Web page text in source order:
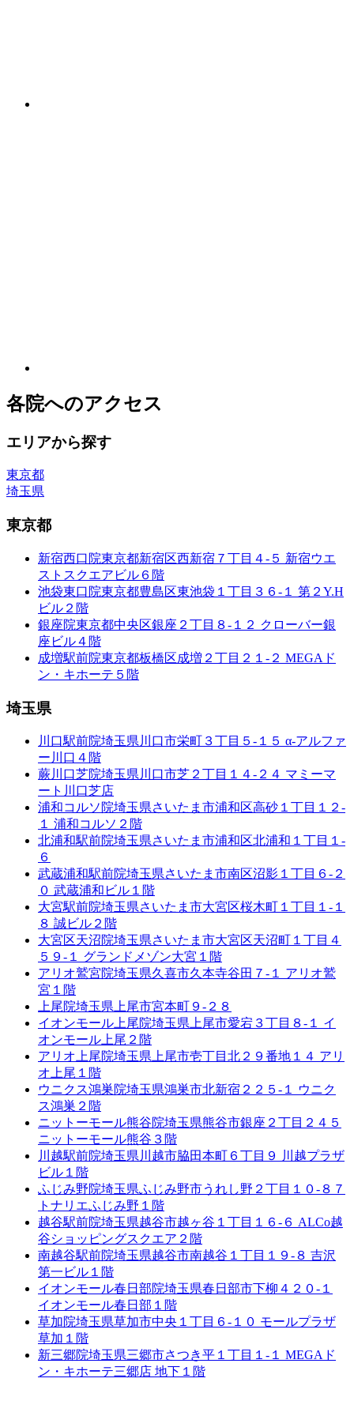
各院へのアクセス
エリアから探す
東京都
埼玉県
東京都
新宿西口院東京都新宿区西新宿７丁目４-５ 新宿ウエ
ストスクエアビル６階
池袋東口院東京都豊島区東池袋１丁目３６-１ 第２Y.H
ビル２階
銀座院東京都中央区銀座２丁目８-１２ クローバー銀
座ビル４階
成増駅前院東京都板橋区成増２丁目２１-２ MEGAド
ン・キホーテ５階
埼玉県
川口駅前院埼玉県川口市栄町３丁目５-１５ α-アルファ
ー川口４階
蕨川口芝院埼玉県川口市芝２丁目１４-２４ マミーマ
ート川口芝店
浦和コルソ院埼玉県さいたま市浦和区高砂１丁目１２-
１ 浦和コルソ２階
北浦和駅前院埼玉県さいたま市浦和区北浦和１丁目１-
６
武蔵浦和駅前院埼玉県さいたま市南区沼影１丁目６-２
０ 武蔵浦和ビル１階
大宮駅前院埼玉県さいたま市大宮区桜木町１丁目１-１
８ 誠ビル２階
大宮区天沼院埼玉県さいたま市大宮区天沼町１丁目４
５９-１ グランドメゾン大宮１階
アリオ鷲宮院埼玉県久喜市久本寺谷田７-１ アリオ鷲
宮１階
上尾院埼玉県上尾市宮本町９-２８
イオンモール上尾院埼玉県上尾市愛宕３丁目８-１ イ
オンモール上尾２階
アリオ上尾院埼玉県上尾市壱丁目北２９番地１４ アリ
オ上尾１階
ウニクス鴻巣院埼玉県鴻巣市北新宿２２５-１ ウニク
ス鴻巣２階
ニットーモール熊谷院埼玉県熊谷市銀座２丁目２４５
ニットーモール熊谷３階
川越駅前院埼玉県川越市脇田本町６丁目９ 川越プラザ
ビル１階
ふじみ野院埼玉県ふじみ野市うれし野２丁目１０-８７
トナリエふじみ野１階
越谷駅前院埼玉県越谷市越ヶ谷１丁目１６-６ ALCo越
谷ショッピングスクエア２階
南越谷駅前院埼玉県越谷市南越谷１丁目１９-８ 吉沢
第一ビル１階
イオンモール春日部院埼玉県春日部市下柳４２０-１
イオンモール春日部１階
草加院埼玉県草加市中央１丁目６-１０ モールプラザ
草加１階
新三郷院埼玉県三郷市さつき平１丁目１-１ MEGAド
ン・キホーテ三郷店 地下１階